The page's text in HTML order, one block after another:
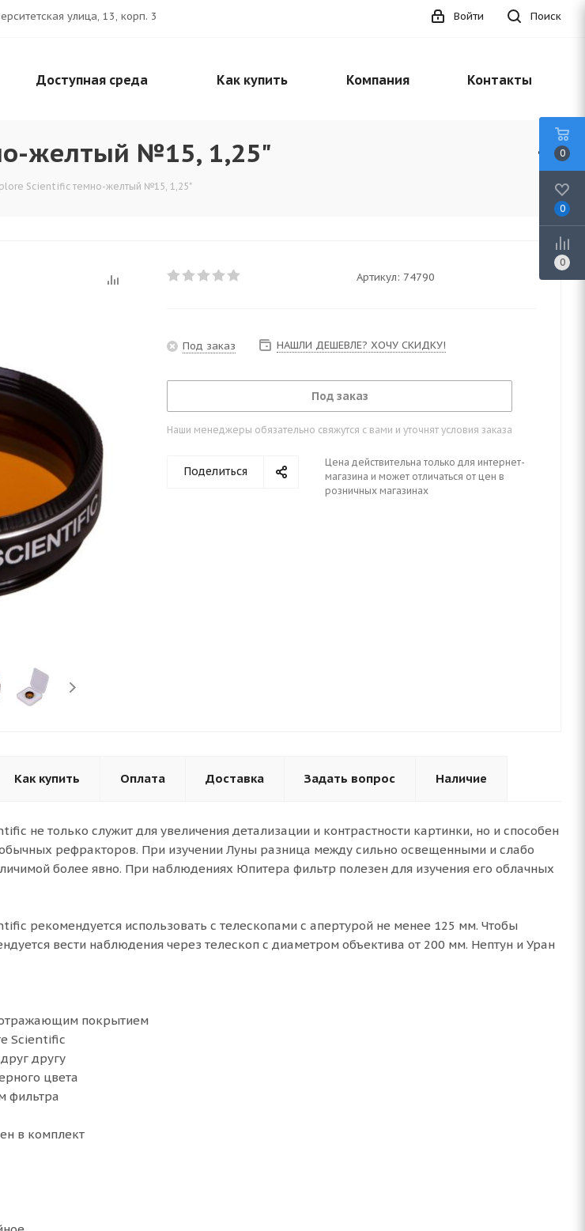
улица, 13, корп. 3 Поиск
Войти
Доступная среда Как купить Компания Контакты
желтый №15, 1,25"
Scientific темно-желтый №15, 1,25"
Артикул: 74790
Под заказ НАШЛИ ДЕШЕВЛЕ? ХОЧУ СКИДКУ!
Под заказ
Наши менеджеры обязательно свяжутся с вами и уточнят условия заказа
Поделиться
Цена действительна только для интернет-
магазина и может отличаться от цен в
розничных магазинах
Как купить Оплата Доставка Задать вопрос Наличие
не только служит для увеличения детализации и контрастности картинки, но и способен
рефракторов. При изучении Луны разница между сильно освещенными и слабо
более явно. При наблюдениях Юпитера фильтр полезен для изучения его облачных
рекомендуется использовать с телескопами с апертурой не менее 125 мм. Чтобы
вести наблюдения через телескоп с диаметром объектива от 200 мм. Нептун и Уран
покрытием
Scientific
другу
цвета
фильтра
в комплект
0
0
0